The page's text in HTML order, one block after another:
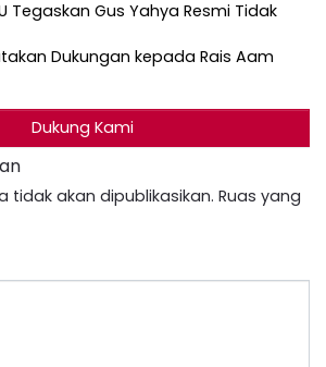
Tegaskan Gus Yahya Resmi Tidak
Dukungan kepada Rais Aam
Dukung Kami
tidak akan dipublikasikan. Ruas yang